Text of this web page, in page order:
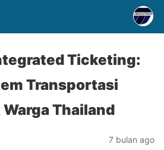
Ticketing:
Transportasi
Thailand
7 bulan ago